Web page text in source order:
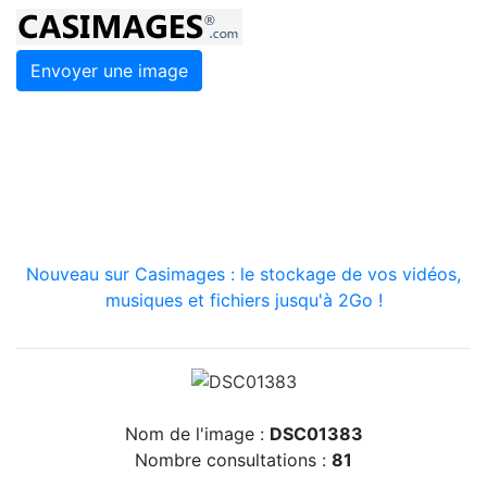
Envoyer une image
Nouveau sur Casimages : le stockage de vos vidéos,
musiques et fichiers jusqu'à 2Go !
Nom de l'image : DSC01383
Nombre consultations : 81